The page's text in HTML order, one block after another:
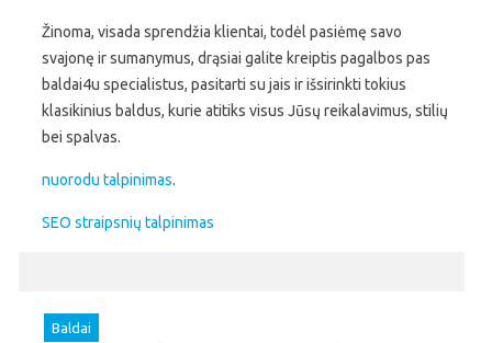
Žinoma, visada sprendžia klientai, todėl pasiėmę savo
svajonę ir sumanymus, drąsiai galite kreiptis pagalbos pas
baldai4u specialistus, pasitarti su jais ir išsirinkti tokius
klasikinius baldus, kurie atitiks visus Jūsų reikalavimus, stilių
bei spalvas.
nuorodu talpinimas.
SEO straipsnių talpinimas
Baldai